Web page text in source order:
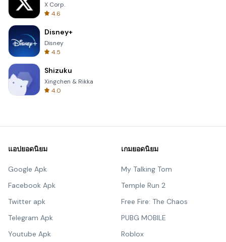
X Corp.
4.6
Disney+
Disney
4.5
Shizuku
Xingchen & Rikka
4.0
แอปยอดนิยม
Google Apk
Facebook Apk
Twitter apk
Telegram Apk
Youtube Apk
เกมยอดนิยม
My Talking Tom
Temple Run 2
Free Fire: The Chaos
PUBG MOBILE
Roblox